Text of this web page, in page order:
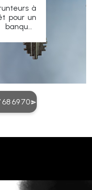
à
pour un
la vie
de
68 6970